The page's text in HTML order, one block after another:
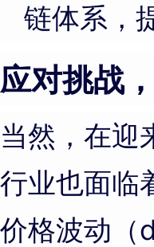
链体系，
应对挑战
当然，在迎
行业也面临
价格波动（